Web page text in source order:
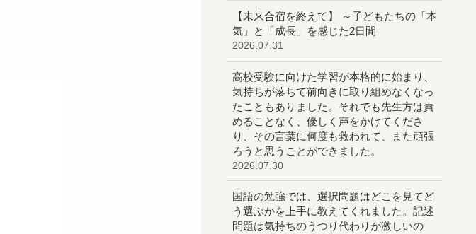
【未来合宿を終えて】 ～子どもたちの「本
気」と「成長」を感じた2日間
2026.07.31
高校受験に向けた学習が本格的に始まり、
気持ちが落ちて前向きに取り組めなくなっ
たこともありました。それでも先生方は責
めることなく、優しく声をかけてくださ
り、その言葉に何度も救われて、また頑張
ろうと思うことができました。
2026.07.30
国語の勉強では、選択問題はどこを見てど
う選ぶかを上手に教えてくれました。記述
問題は気持ちのうつり代わりが激しいの